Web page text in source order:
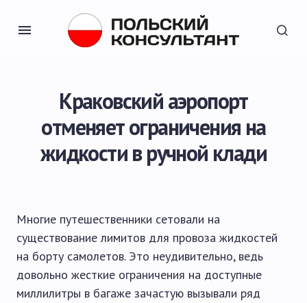
Краковский аэропорт
отменяет ограничения на
жидкости в ручной клади
Многие путешественники сетовали на
существование лимитов для провоза жидкостей
на борту самолетов. Это неудивительно, ведь
довольно жесткие ограничения на доступные
миллилитры в багаже зачастую вызывали ряд